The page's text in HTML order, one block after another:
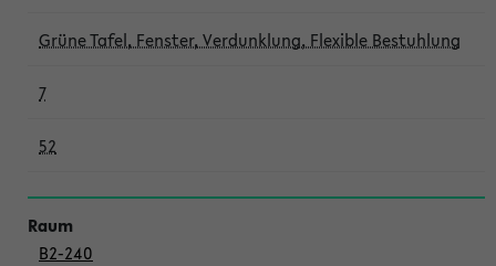
Grüne Tafel, Fenster, Verdunklung, Flexible Bestuhlung
7
52
B2-240